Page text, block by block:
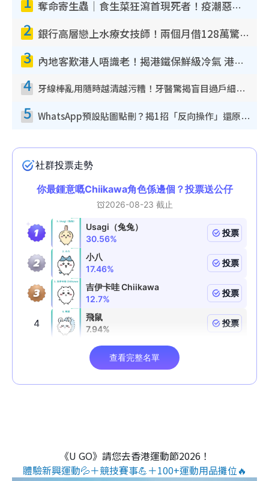
奪命寄生蟲｜食生菜狂瀉首現死者！疫潮惡化錄1.8萬宗病例 揭洗菜3大謬誤
2 銀行高層戀上水療女技師！兩個月借128萬驚覺「沉船」沉落火海 揭背後疑似邪教操控賣淫
3 內地客歎港人唔識老！揭港鐵保鮮級冷氣 港人求放過：咪投訴
4 牙線棒亂用隨時越清越污糟！牙醫驚揭盲目過戶細菌恐致蛀牙：呢種先係日常真保養
5 WhatsApp預設貼圖點刪？揭1招「反向操作」還原簡潔介面 附3步實測教學
《U GO》請您去香港運動節2026！
體驗新興運動💦＋競技賽事💪＋100+運動用品攤位🔥